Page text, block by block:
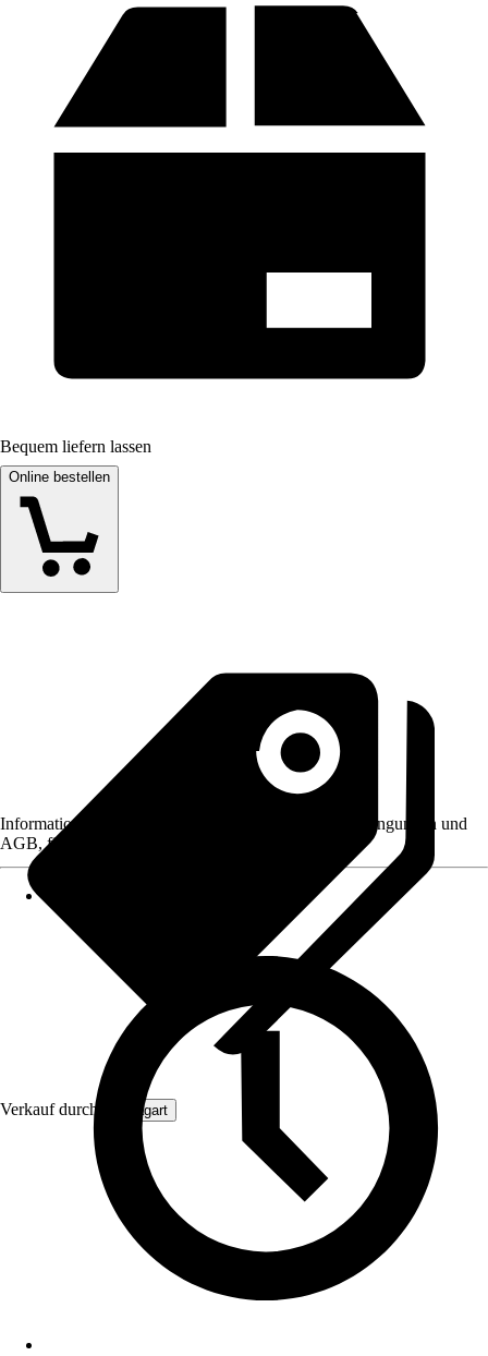
Bequem liefern lassen
Online bestellen
Verkauf durch: Aquagart
Informationen des Verkäufers, wie z. B. Rückgabebedingungen und
AGB, finden Sie bei Klick auf den Verkäufernamen.